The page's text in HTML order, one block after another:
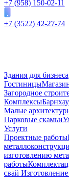
+7 (958) 150-02-11
+7 (3522) 42-27-74
Здания для бизнеса
Гостиницы
Загородное
Комплексы
Малые
Парковые скамьи
Услуги
Проектные работы
изготовлению
работы
свай